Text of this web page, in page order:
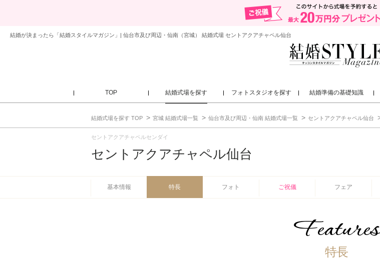
結婚が決まったら「結婚スタイルマガジン」| 仙台市及び周辺・仙南（宮城） 結婚式場 セントアクアチャペル仙台
TOP 結婚式場を探す フォトスタジオを探す 結婚準備の基礎知識
結婚式場を探す TOP 宮城 結婚式場一覧 仙台市及び周辺・仙南 結婚式場一覧 セントアクアチャペル仙台
セントアクアチャペルセンダイ
セントアクアチャペル仙台
基本情報 特長 フォト ご祝儀 フェア
Features
特長